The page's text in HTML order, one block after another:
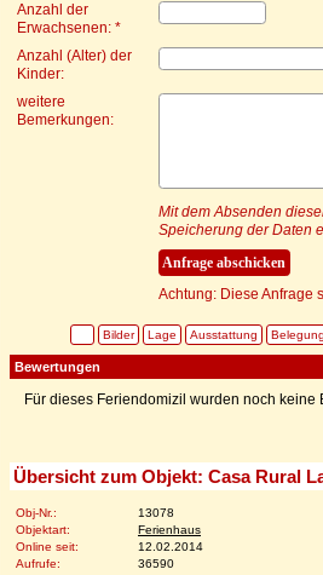
Anzahl der
Erwachsenen: *
Anzahl (Alter) der
Kinder:
weitere
Bemerkungen:
Mit dem Absenden
Speicherung der Daten
Achtung: Diese Anfrage
Bilder Lage Ausstattung
Bewertungen
Für dieses Feriendomizil wurden noch
Übersicht zum Objekt: Casa Rural
Obj-Nr.:
13078
Objektart:
Ferienhaus
Online seit:
12.02.2014
Aufrufe:
36590